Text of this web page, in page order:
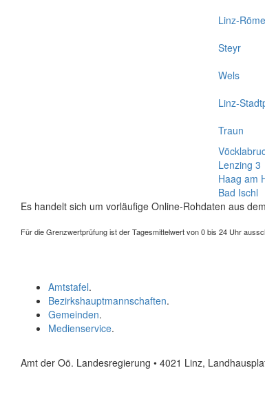
Linz-
Steyr
Wels
Linz-
Traun
Lenzing 3
Haag am
Bad Ischl
Es handelt sich um vorläufige Online-Rohdaten aus
Für die Grenzwertprüfung ist der Tagesmittelwert von 0 bis 24 Uhr
Amtstafel.
Bezirkshauptmannschaften.
Gemeinden.
Medienservice.
Amt der Oö. Landesregierung • 4021 Linz,